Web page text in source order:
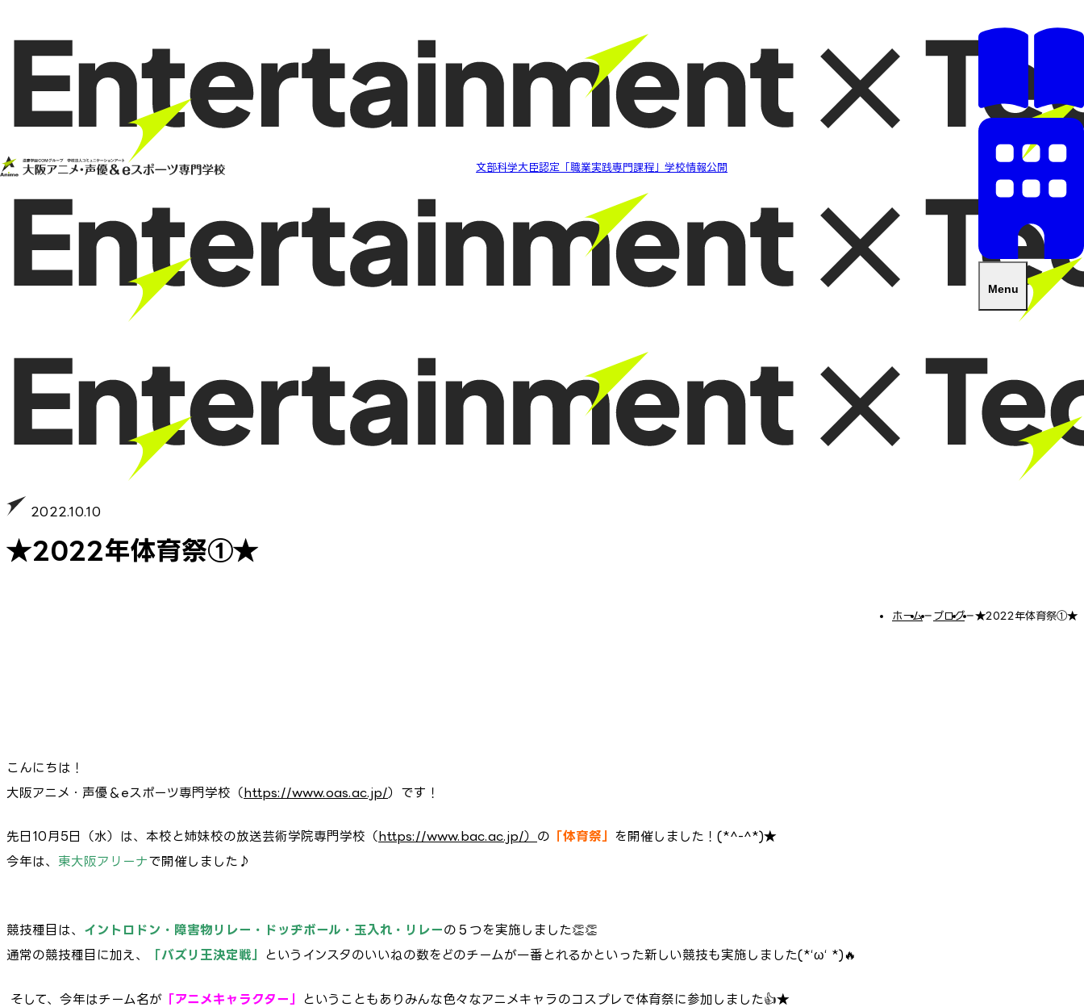
文部科学大臣認定「職業実践専門課程」学校情報公開
Menu
2022.10.10
★2022年体育祭①★
ホーム− ブログ−★2022年体育祭①★
こんにちは！
大阪アニメ・声優＆eスポーツ専門学校（https://www.oas.ac.jp/）です！
先日10月5日（水）は、本校と姉妹校の放送芸術学院専門学校（https://www.bac.ac.jp/） の 「体育祭」 を開催しました！(*^-^*)★
今年は、 東大阪アリーナで開催しました♪
競技種目は、 イントロドン・障害物リレー・ドッヂボール・玉入れ・リレーの５つを実施しました👏👏
通常の競技種目に加え、
「バズリ王決定戦」 というインスタのいいねの数をどのチームが一番とれるかといった新しい競技も実施しました(*‘ω‘ *)🔥
そして、今年はチーム名が 「アニメキャラクター」
ということもありみんな色々なアニメキャラのコスプレで体育祭に参加しました👍★